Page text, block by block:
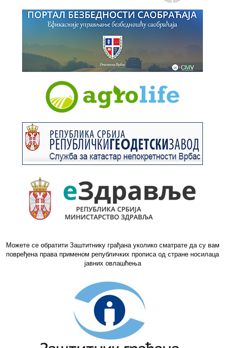
Можете се обратити Заштитнику грађана уколико сматрате да су вам
повређена права применом републичких прописа од стране носилаца
јавних овлашћења